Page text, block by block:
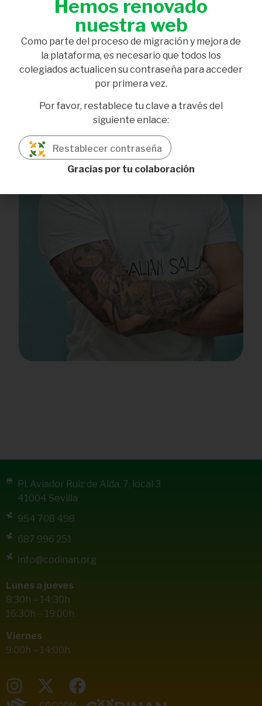
Pl. Aviador Ruiz de Alda, 7, local 3
41004 Sevilla
954 708 498
687 996 251
info@codinan.org
Lunes a jueves
8:30h – 14:30h
16:30h – 19:00h
Viernes
9:00h – 14:00h
Hemos renovado
nuestra web
Como parte del proceso de migración y mejora de
la plataforma, es necesario que todos los
colegiados actualicen su contraseña para acceder
por primera vez.
Por favor, restablece tu clave a través del
siguiente enlace:
Restablecer contraseña
Gracias por tu colaboración